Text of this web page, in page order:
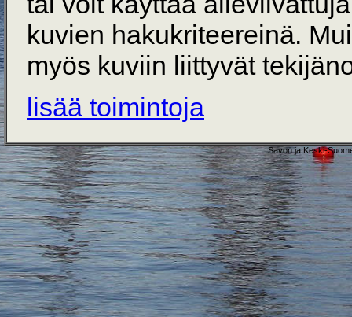
kuvien hakukriteereinä.
myös kuviin liittyvät
lisää toimintoja
Savon ja Keski-